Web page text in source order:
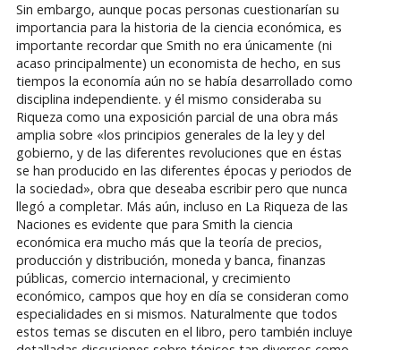
Sin embargo, aunque pocas personas cuestionarían su
importancia para la historia de la ciencia económica, es
importante recordar que Smith no era únicamente (ni
acaso principalmente) un economista de hecho, en sus
tiempos la economía aún no se había desarrollado como
disciplina independiente. y él mismo consideraba su
Riqueza como una exposición parcial de una obra más
amplia sobre «los principios generales de la ley y del
gobierno, y de las diferentes revoluciones que en éstas
se han producido en las diferentes épocas y periodos de
la sociedad», obra que deseaba escribir pero que nunca
llegó a completar. Más aún, incluso en La Riqueza de las
Naciones es evidente que para Smith la ciencia
económica era mucho más que la teoría de precios,
producción y distribución, moneda y banca, finanzas
públicas, comercio internacional, y crecimiento
económico, campos que hoy en día se consideran como
especialidades en si mismos. Naturalmente que todos
estos temas se discuten en el libro, pero también incluye